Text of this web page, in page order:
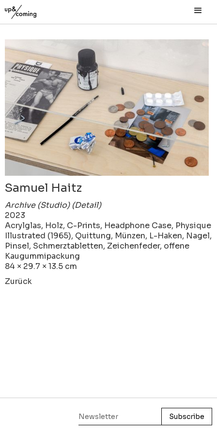
Samuel Haitz
Archive (Studio) (Detail)
2023
Acrylglas, Holz, C-Prints, Headphone Case, Physique
Illustrated (1965), Quittung, Münzen, L-Haken, Nagel,
Pinsel, Schmerztabletten, Zeichenfeder, offene
Kaugummipackung
84 × 29.7 × 13.5 cm
Zurück